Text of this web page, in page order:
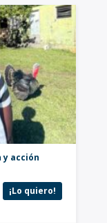
acción
¡Lo quiero!